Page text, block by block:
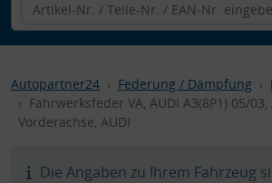
Autopartner24 Federung / Dämpfung
Fahrwerksfeder VA, AUDI A3(8P1) 05/
Vorderachse, AUDI
Die Angaben zu Ihrem Fahrzeug